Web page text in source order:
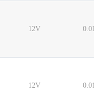
12V
12V